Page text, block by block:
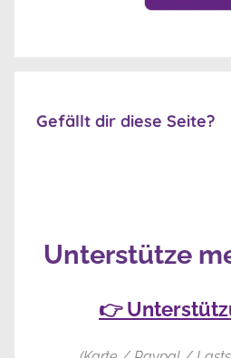
Gefällt dir diese Seite?
Unterstütze
👉